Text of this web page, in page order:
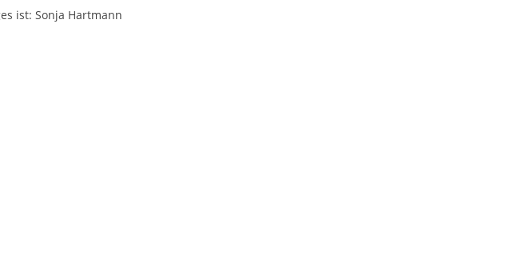
ist: Sonja Hartmann